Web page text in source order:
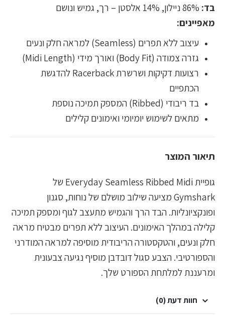
בד:
מאפיינים:
עיצוב ללא תפרים (Seamless) למראה חלק ונעים
גזרה צמודה (Body Fit) ואורך מידי (Midi Length)
רצועות דקיקות ושרשרת Racerback להדגשת
הכתפיים
בד ריבודי (Ribbed) המספק תמיכה נוספת
מתאים לשימוש יומיומי ואימונים קלילים
תיאור המוצר
גופיית Everyday Seamless Ribbed Midi של
Gymshark מציעה שילוב מושלם של נוחות, סגנון
ופונקציונליות. הבד הרך והגמיש מתעצב לגוף ומספק תמיכה
קלילה במהלך האימונים. העיצוב ללא תפרים מבטיח מראה
חלק ונעים, והטקסטורה הריבודית מוסיפה למראה המודרני
והספורטיבי. הצבע סגול דובדבן מוסיף נגיעה צבעונית
ומרעננת למלתחת הספורט שלך.
חוות דעת (0)